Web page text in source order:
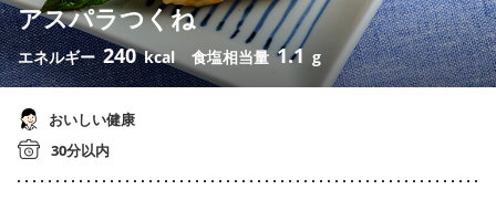
アスパラつくね
エネルギー240 kcal 食塩相当量 1.1 g
おいしい健康
30分以内